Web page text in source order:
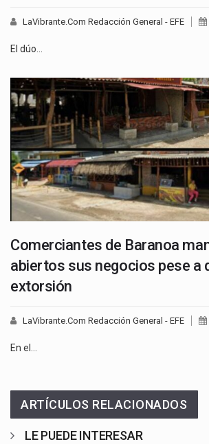
LaVibrante.Com Redacción General - EFE
El dúo…
Comerciantes de Baranoa
abiertos sus negocios pese a
extorsión
LaVibrante.Com Redacción General - EFE
En el…
ARTÍCULOS RELACIONADOS
LE PUEDE INTERESAR